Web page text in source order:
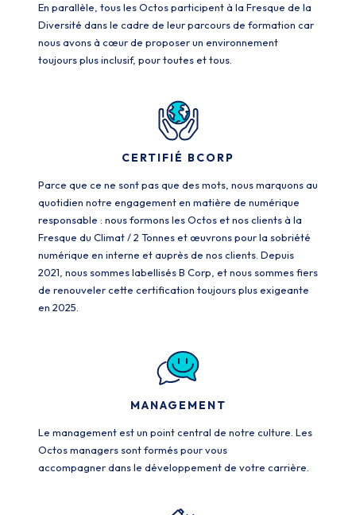
En parallèle, tous les Octos participent à la Fresque de la
Diversité dans le cadre de leur parcours de formation car
nous avons à cœur de proposer un environnement
toujours plus inclusif, pour toutes et tous.
CERTIFIÉ BCORP
Parce que ce ne sont pas que des mots, nous marquons au
quotidien notre engagement en matière de numérique
responsable : nous formons les Octos et nos clients à la
Fresque du Climat / 2 Tonnes et œuvrons pour la sobriété
numérique en interne et auprès de nos clients. Depuis
2021, nous sommes labellisés B Corp, et nous sommes fiers
de renouveler cette certification toujours plus exigeante
en 2025.
MANAGEMENT
Le management est un point central de notre culture. Les
Octos managers sont formés pour vous
accompagner dans le développement de votre carrière.